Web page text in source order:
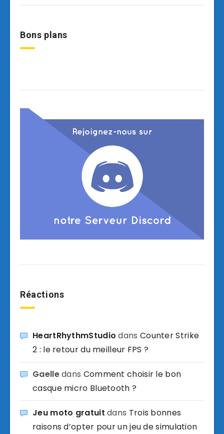
Bons plans
Réactions
HeartRhythmStudio dans Counter Strike
2 : le retour du meilleur FPS ?
Gaelledans Comment choisir le bon
casque micro Bluetooth ?
Jeu moto gratuit dans Trois bonnes
raisons d’opter pour un jeu de simulation